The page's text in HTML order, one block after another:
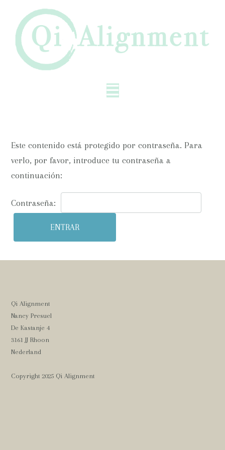
Este contenido está protegido por contraseña. Para
verlo, por favor, introduce tu contraseña a
continuación:
Contraseña:
Qi Alignment
Nancy Presuel
De Kastanje 4
3161 JJ Rhoon
Nederland
Copyright 2025 Qi Alignment